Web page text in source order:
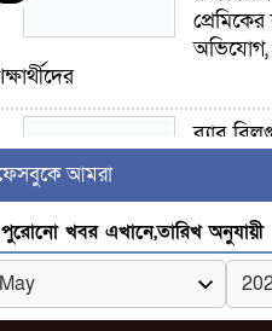
৪
র‍্যাব
৫
খোকসায়
নাফিজ
সশস্ত্র
আমরা
পুরোনো খবর এখানে,তারিখ অনুযায়ী